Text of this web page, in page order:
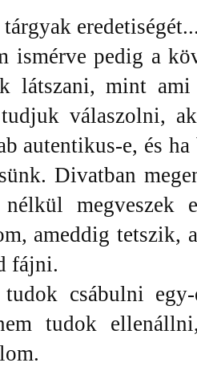
ismérve pedig a
látszani, mint
válaszolni,
autentikus-e, és
Divatban
nélkül megveszek
ameddig tetszik,
fájni.
csábulni egy-
tudok